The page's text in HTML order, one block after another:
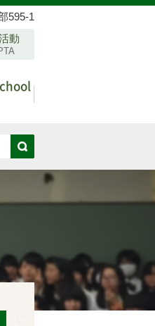
595-1
動